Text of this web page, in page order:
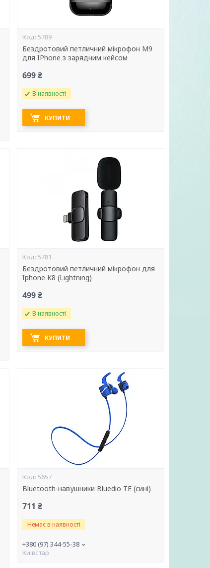
5789
Бездротовий петличний мікрофон M9
для IPhone з зарядним кейсом
699 ₴
В наявності
КУПИТИ
5781
Бездротовий петличний мікрофон для
Iphone K8 (Lightning)
499 ₴
В наявності
КУПИТИ
5657
Bluetooth-навушники Bluedio TE (сині)
711 ₴
Немає в наявності
+380 (97) 344-55-38
Киівстар